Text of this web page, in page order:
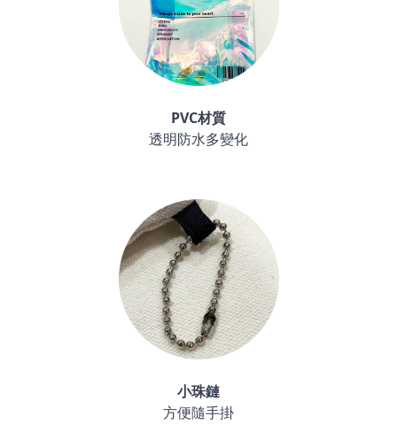
PVC材質
透明防水多變化
小珠鏈
方便隨手掛